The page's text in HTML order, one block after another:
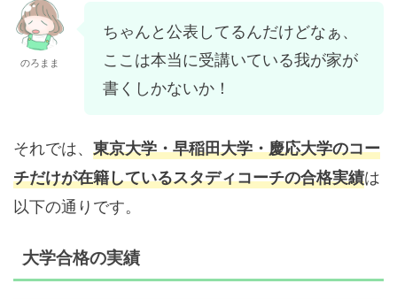
のろまま
ちゃんと公表してるんだけどなぁ、
ここは本当に受講いている我が家が
書くしかないか！
それでは、 東京大学・早稲田大学・慶応大学のコー
チだけが在籍しているスタディコーチの合格実績は
以下の通りです。
大学合格の実績